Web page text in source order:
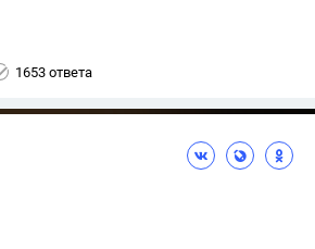
1653 ответа